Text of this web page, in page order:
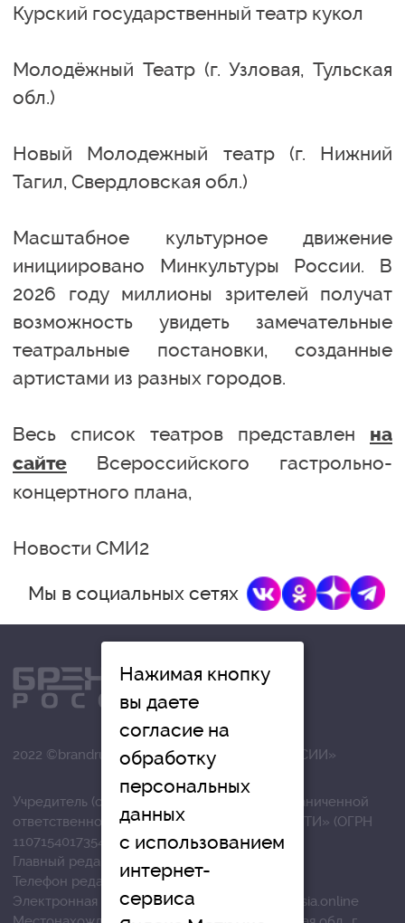
Курский государственный театр кукол
Молодёжный Театр (г. Узловая, Тульская
обл.)
Новый Молодежный театр (г. Нижний
Тагил, Свердловская обл.)
Масштабное культурное движение
инициировано Минкультуры России. В
2026 году миллионы зрителей получат
возможность увидеть замечательные
театральные постановки, созданные
артистами из разных городов.
Весь список театров представлен на
сайте Всероссийского гастрольно-
концертного плана,
Новости СМИ2
Мы в социальных сетях
2022 ©brandrussia.online | СИ «БРЕНДЫ РОССИИ»
Учредитель (соучредители): Общество с ограниченной
ответственностью «РЕГИОНАЛЬНЫЕ НОВОСТИ» (ОГРН
1107154017354)
Главный редактор: Вострикова О.Г.
Телефон редакции: +7 (4872) 710-803
Электронная почта редакции:
info@brandrussia.online
Нажимая кнопку
вы даете
согласие на
обработку
персональных
данных
с использованием
интернет-
сервиса